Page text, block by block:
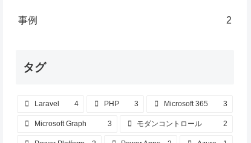
事例 2
タグ
Laravel 4 PHP 3 Microsoft 365 3
Microsoft Graph 3 モダンコントロール 2